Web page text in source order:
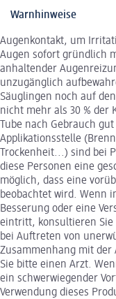
Warnhinweise
Augenkontakt, um
Augen sofort gründlich
anhaltender
unzugänglich
Säuglingen noch auf
nicht mehr als 30 % der
Tube nach Gebrauch
Applikationsstelle
Trockenheit...) sind bei
diese Personen eine
möglich, dass eine
beobachtet wird. Wenn
Besserung oder eine
eintritt, konsultieren Sie
bei Auftreten von
Zusammenhang mit der
Sie bitte einen Arzt.
ein schwerwiegender
Verwendung dieses